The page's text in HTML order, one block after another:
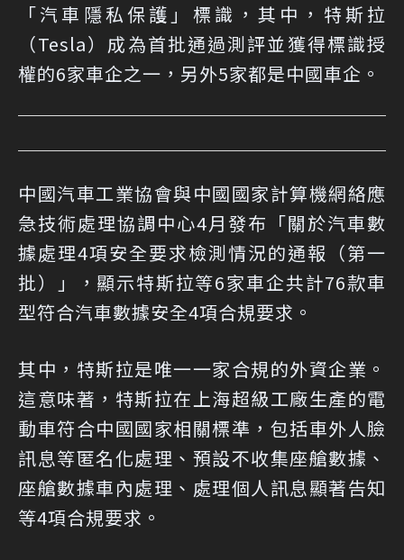
「汽車隱私保護」標識，其中，特斯拉
（Tesla）成為首批通過測評並獲得標識授
權的6家車企之一，另外5家都是中國車企。
中國汽車工業協會與中國國家計算機網絡應
急技術處理協調中心4月發布「關於汽車數
據處理4項安全要求檢測情況的通報（第一
批）」，顯示特斯拉等6家車企共計76款車
型符合汽車數據安全4項合規要求。
其中，特斯拉是唯一一家合規的外資企業。
這意味著，特斯拉在上海超級工廠生產的電
動車符合中國國家相關標準，包括車外人臉
訊息等匿名化處理、預設不收集座艙數據、
座艙數據車內處理、處理個人訊息顯著告知
等4項合規要求。